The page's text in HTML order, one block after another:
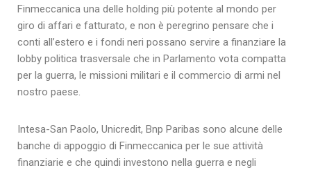
Finmeccanica una delle holding più potente al mondo per
giro di affari e fatturato, e non è peregrino pensare che i
conti all’estero e i fondi neri possano servire a finanziare la
lobby politica trasversale che in Parlamento vota compatta
per la guerra, le missioni militari e il commercio di armi nel
nostro paese.
Intesa-San Paolo, Unicredit, Bnp Paribas sono alcune delle
banche di appoggio di Finmeccanica per le sue attività
finanziarie e che quindi investono nella guerra e negli